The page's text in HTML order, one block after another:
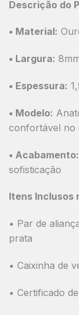
Descrição do
• Material:
• Largura:
• Espessura:
• Modelo:
confortável no
• Acabamento:
sofisticação
Itens Inclusos
• Par de
prata
• Caixinha de
• Certificado